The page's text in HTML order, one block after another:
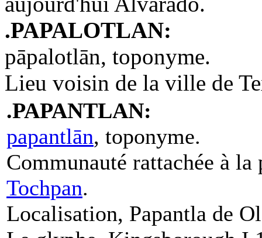
.PAPALOTLAN:
pāpalotlān, toponyme.
Lieu voisin de la ville de
.PAPANTLAN:
papantlān, toponyme.
Communauté rattachée à
Tochpan.
Localisation, Papantla de